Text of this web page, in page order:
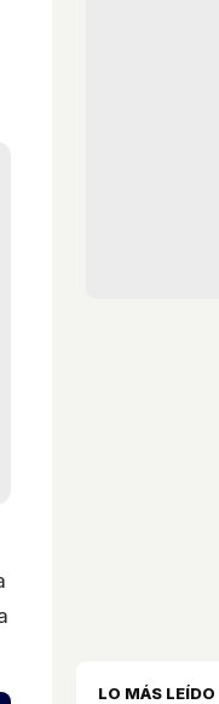
LO MÁS LEÍDO